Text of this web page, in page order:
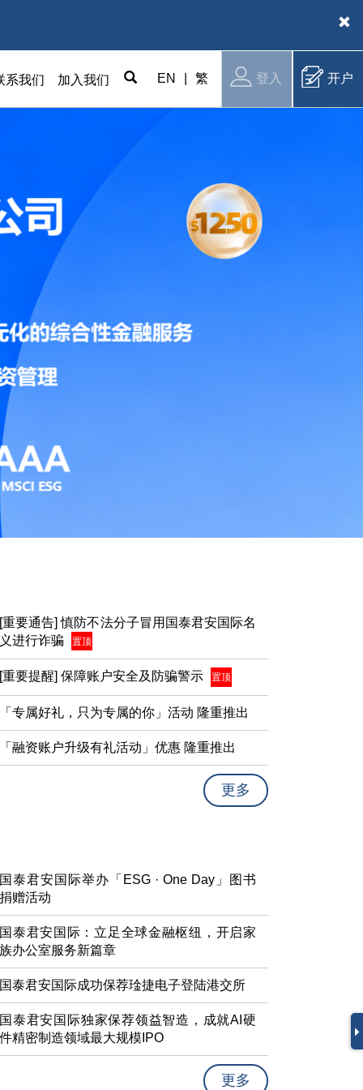
系我们 加入我们 EN 繁 登入 开户
[重要通告] 慎防不法分子冒用国泰君安国际名
义进行诈骗
置顶
[重要提醒] 保障账户安全及防骗警示 置顶
「专属好礼，只为专属的你」活动 隆重推出
「融资账户升级有礼活动」优惠 隆重推出
更多
国泰君安国际举办「ESG · One Day」图书
捐赠活动
国泰君安国际：立足全球金融枢纽，开启家
族办公室服务新篇章
国泰君安国际成功保荐琻捷电子登陆港交所
国泰君安国际独家保荐领益智造，成就AI硬
件精密制造领域最大规模IPO
更多